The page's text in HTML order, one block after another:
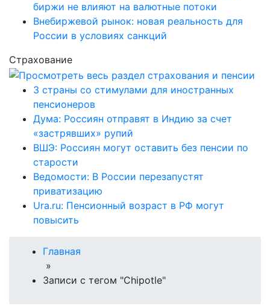
биржи не влияют на валютные потоки
Внебиржевой рынок: новая реальность для
России в условиях санкций
Страхование
3 страны со стимулами для иностранных
пенсионеров
Дума: Россиян отправят в Индию за счет
«застрявших» рупий
ВШЭ: Россиян могут оставить без пенсии по
старости
Ведомости: В России перезапустят
приватизацию
Ura.ru: Пенсионный возраст в РФ могут
повысить
Главная
»
Записи с тегом "Chipotle"